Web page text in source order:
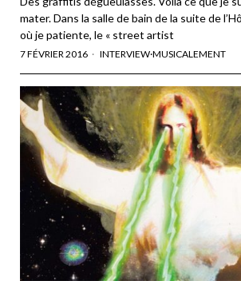
mater. Dans la salle de bain de la suite de
où je patiente, le « street artist
7 FÉVRIER 2016 INTERVIEW·MUSICALEMENT